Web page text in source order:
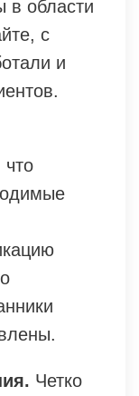
в области
с
и
что
Четко